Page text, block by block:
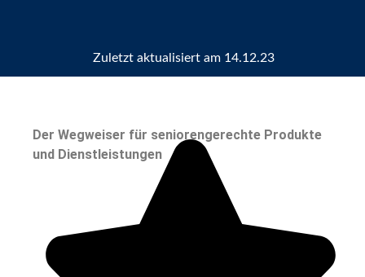
Zuletzt aktualisiert am 14.12.23
Der Wegweiser für seniorengerechte Produkte
und Dienstleistungen